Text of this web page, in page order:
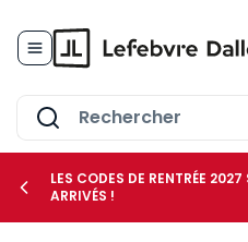
LES CODES DE RENTRÉE 2027
ARRIVÉS !